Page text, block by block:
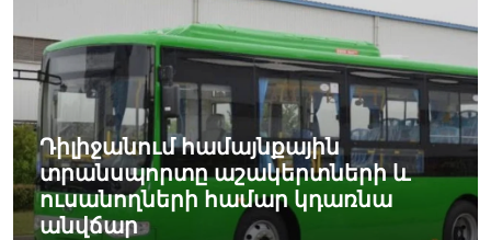
Դիլիջանում համայնքային
տրանսպորտը աշակերտների և
ուսանողների համար կդառնա
անվճար